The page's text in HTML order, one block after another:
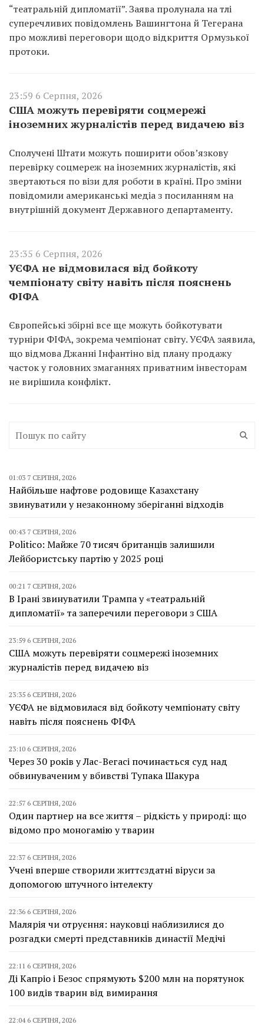
“театральній дипломатії”. Заява пролунала на тлі
суперечливих повідомлень Вашингтона й Тегерана
про можливі переговори щодо відкриття Ормузької
протоки.
23:59 6 Серпня, 2026
США можуть перевіряти соцмережі
іноземних журналістів перед видачею віз
Сполучені Штати можуть поширити обов’язкову
перевірку соцмереж на іноземних журналістів, які
звертаються по візи для роботи в країні. Про зміни
повідомили американські медіа з посиланням на
внутрішній документ Державного департаменту.
23:35 6 Серпня, 2026
УЄФА не відмовилася від бойкоту
чемпіонату світу навіть після пояснень
ФІФА
Європейські збірні все ще можуть бойкотувати
турніри ФІФА, зокрема чемпіонат світу. УЄФА заявила,
що відмова Джанні Інфантіно від плану продажу
часток у головних змаганнях приватним інвесторам
не вирішила конфлікт.
01:03 7 СЕРПНЯ, 2026
Найбільше нафтове родовище Казахстану
звинуватили у незаконному зберіганні відходів
00:43 7 СЕРПНЯ, 2026
Politico: Майже 70 тисяч британців залишили
Лейбористську партію у 2025 році
00:21 7 СЕРПНЯ, 2026
В Ірані звинуватили Трампа у «театральній
дипломатії» та заперечили переговори з США
23:59 6 СЕРПНЯ, 2026
США можуть перевіряти соцмережі іноземних
журналістів перед видачею віз
23:35 6 СЕРПНЯ, 2026
УЄФА не відмовилася від бойкоту чемпіонату світу
навіть після пояснень ФІФА
23:10 6 СЕРПНЯ, 2026
Через 30 років у Лас-Вегасі починається суд над
обвинуваченим у вбивстві Тупака Шакура
22:57 6 СЕРПНЯ, 2026
Один партнер на все життя – рідкість у природі: що
відомо про моногамію у тварин
22:37 6 СЕРПНЯ, 2026
Учені вперше створили життєздатні віруси за
допомогою штучного інтелекту
22:36 6 СЕРПНЯ, 2026
Малярія чи отруєння: науковці наблизилися до
розгадки смерті представників династії Медічі
22:11 6 СЕРПНЯ, 2026
Ді Капріо і Безос спрямують $200 млн на порятунок
100 видів тварин від вимирання
22:04 6 СЕРПНЯ, 2026